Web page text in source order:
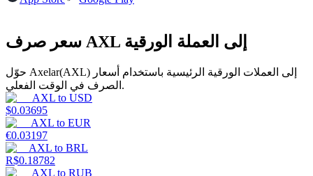
احصل على مكافآت تنافسية يوميًا
سعر صرف AXL إلى العملة الورقية
حوّل Axelar(AXL) إلى العملات الورقية الرئيسية باستخدام أسعار
الصرف في الوقت الفعلي.
AXL to USD
$0.03695
AXL to EUR
€0.03197
AXL to BRL
R$0.18782
AXL to RUB